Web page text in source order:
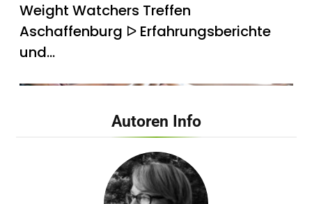
Weight Watchers Treffen
Aschaffenburg ᐅ Erfahrungsberichte
und…
Weight Watchers Treffen Bad Krozingen
ᐅ Teilnehmer berichten…
Autoren Info